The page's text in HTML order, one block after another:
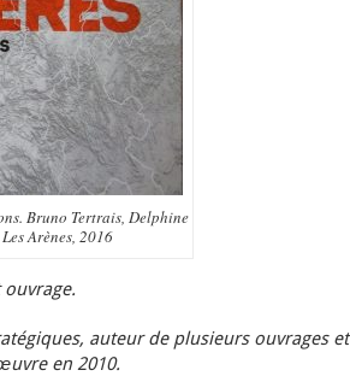
Bruno Tertrais, Delphine
Arènes, 2016
auteur de plusieurs ouvrages et
en 2010.